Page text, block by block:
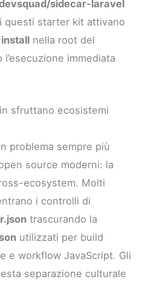
sidecar-laravel
questi starter kit attivano
nella root del
immediata
sfruttano ecosistemi
problema sempre più
source moderni: la
ecosystem. Molti
i controlli di
trascurando la
utilizzati per build
e workflow JavaScript. Gli
separazione culturale